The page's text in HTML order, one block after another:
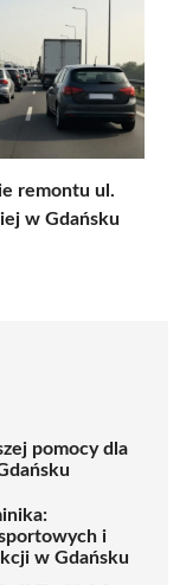
remontu ul.
w Gdańsku
pomocy dla
i
w Gdańsku